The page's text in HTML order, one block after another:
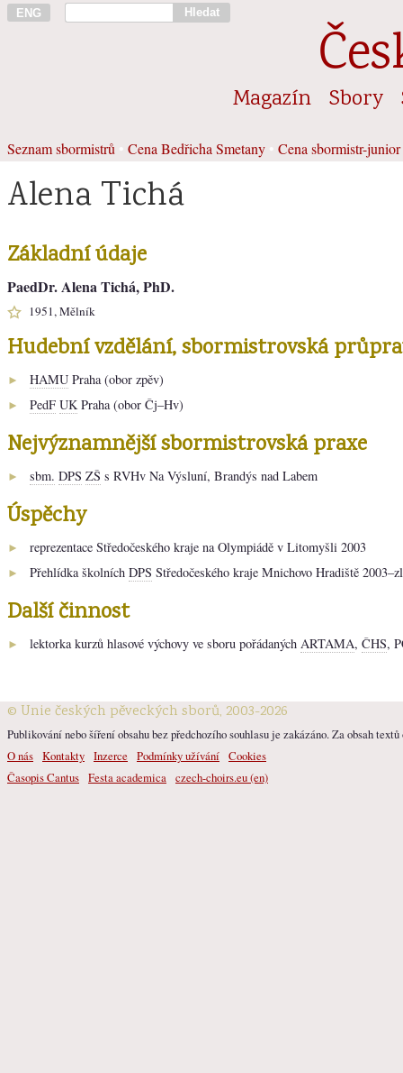
ENG Hledat
Magazín Sbory
Seznam sbormistrů Cena Bedřicha Smetany Cena sbormistr-junior
Alena Tichá
Základní údaje
PaedDr. Alena Tichá, PhD.
1951, Mělník
Hudební vzdělání, sbormistrovská
► HAMU Praha (obor zpěv)
► PedF UK Praha (obor Čj–Hv)
Nejvýznamnější sbormistrovská praxe
► sbm. DPS ZŠ s RVHv Na Výsluní, Brandýs nad Labem
Úspěchy
► reprezentace Středočeského kraje na Olympiádě v Litomyšli 2003
► Přehlídka školních DPS Středočeského kraje Mnichovo Hradiště
Další činnost
► lektorka kurzů hlasové výchovy ve sboru pořádaných ARTAMA, ČHS,
© Unie českých pěveckých sborů, 2003-2026
Publikování nebo šíření obsahu bez předchozího souhlasu je zakázáno. Za obsah
O nás Kontakty Inzerce Podmínky užívání Cookies
Časopis Cantus Festa academica czech-choirs.eu (en)